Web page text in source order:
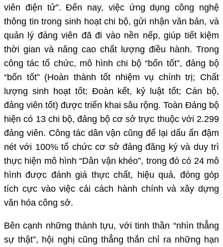
viên điện tử”. Đến nay, việc ứng dụng công nghệ
thông tin trong sinh hoạt chi bộ, gửi nhận văn bản, và
quản lý đảng viên đã đi vào nền nếp, giúp tiết kiệm
thời gian và nâng cao chất lượng điều hành. Trong
công tác tổ chức, mô hình chi bộ “bốn tốt”, đảng bộ
“bốn tốt” (Hoàn thành tốt nhiệm vụ chính trị; Chất
lượng sinh hoạt tốt; Đoàn kết, kỷ luật tốt; Cán bộ,
đảng viên tốt) được triển khai sâu rộng. Toàn Đảng bộ
hiện có 13 chi bộ, đảng bộ cơ sở trực thuộc với 2.299
đảng viên. Công tác dân vận cũng để lại dấu ấn đậm
nét với 100% tổ chức cơ sở đảng đăng ký và duy trì
thực hiện mô hình “Dân vận khéo”, trong đó có 24 mô
hình được đánh giá thực chất, hiệu quả, đóng góp
tích cực vào việc cải cách hành chính và xây dựng
văn hóa công sở.
Bên cạnh những thành tựu, với tinh thần “nhìn thẳng
sự thật”, hội nghị cũng thẳng thắn chỉ ra những hạn